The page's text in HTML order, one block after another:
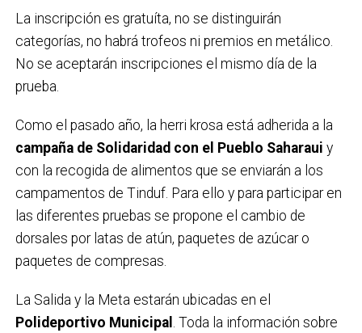
La inscripción es gratuíta, no se distinguirán
categorías, no habrá trofeos ni premios en metálico.
No se aceptarán inscripciones el mismo día de la
prueba.
Como el pasado año, la herri krosa está adherida a la
campaña de Solidaridad con el Pueblo Saharaui y
con la recogida de alimentos que se enviarán a los
campamentos de Tinduf. Para ello y para participar en
las diferentes pruebas se propone el cambio de
dorsales por latas de atún, paquetes de azúcar o
paquetes de compresas.
La Salida y la Meta estarán ubicadas en el
Polideportivo Municipal . Toda la información sobre